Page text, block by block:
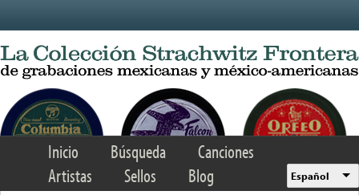
Inicio Búsqueda
Canciones
Artistas
Sellos Blog Español